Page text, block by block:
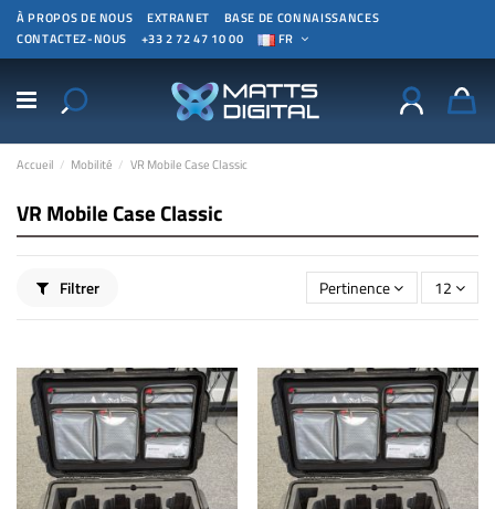
À PROPOS DE NOUS EXTRANET
BASE DE CONNAISSANCES
CONTACTEZ-NOUS
+33 2 72 47 10 00 FR
Accueil Mobilité VR Mobile Case Classic
VR Mobile Case Classic
Filtrer Pertinence 12